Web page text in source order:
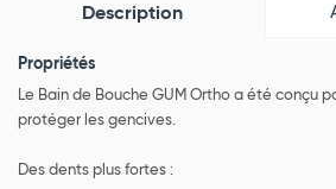
Description
Propriétés
Le Bain de Bouche GUM Ortho a été conçu
protéger les gencives.
Des dents plus fortes :